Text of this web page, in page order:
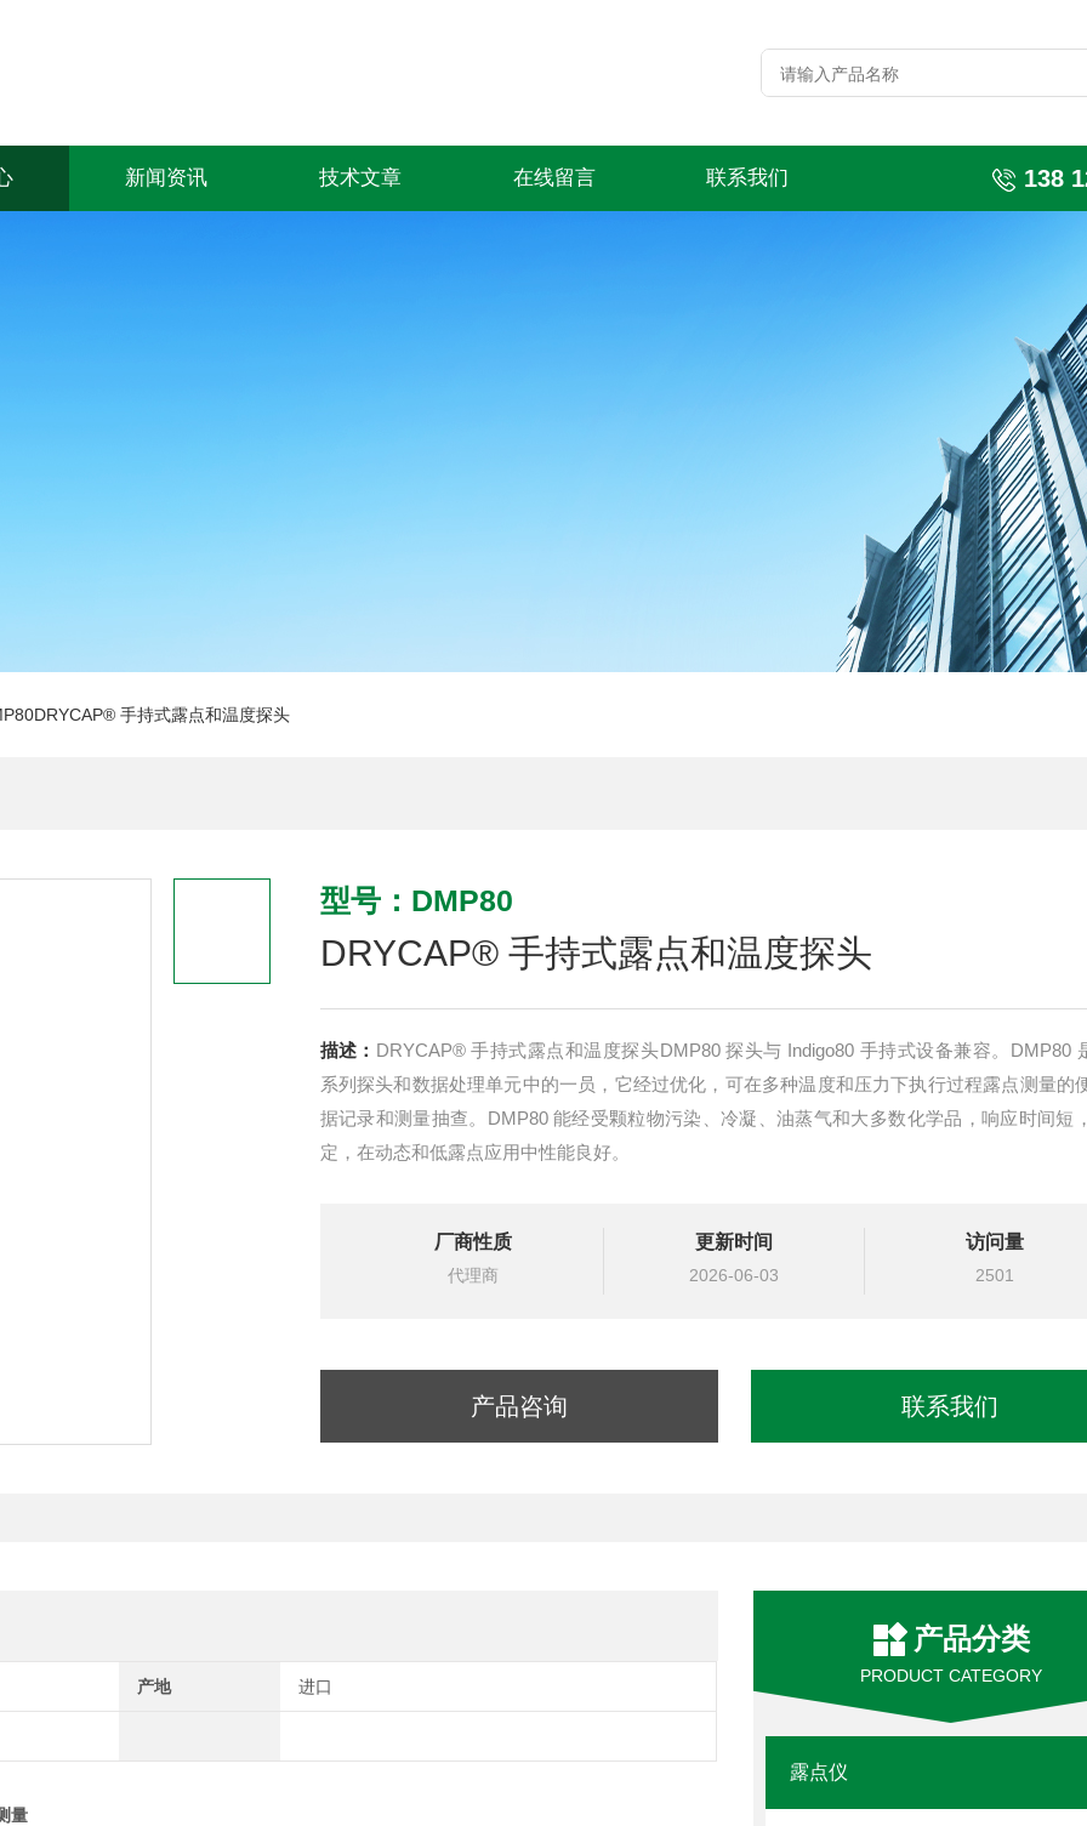
新闻资讯 技术文章 在线留言 联系我们 138
手持式露点和温度探头
型号：DMP80
DRYCAP® 手持式露点和温度探头
描述： DRYCAP® 手持式露点和温度探头DMP80 探头与 Indigo80 手持式设备兼容。DMP80
系列探头和数据处理单元中的一员，它经过优化，可在多种温度和压力下执行过程露点测量的
据记录和测量抽查。DMP80 能经受颗粒物污染、冷凝、油蒸气和大多数化学品，响应时间短
定，在动态和低露点应用中性能良好。
厂商性质
代理商
更新时间
2026-06-03
访问量
2501
产品咨询 联系我们
产品分类
PRODUCT CATEGORY
露点仪
产地 进口
量